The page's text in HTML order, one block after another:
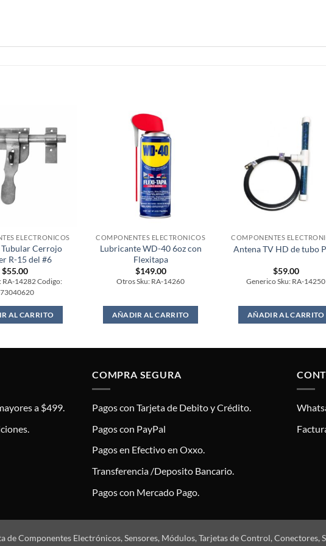
ELECTRONICOS
Tubular Cerrojo
R-15 del #6
$55.00
RA-14282 Codigo:
AL CARRITO
COMPONENTES ELECTRONICOS
Lubricante WD-40 6oz con
Flexitapa
$149.00
Otros Sku: RA-14260
AÑADIR AL CARRITO
COMPONENTES
Antena TV HD de tubo
$59.00
Generico Sku: RA-14250
AÑADIR AL CARRITO
a $499.
COMPRA SEGURA
Pagos con Tarjeta de Debito y Crédito.
Pagos con PayPal
Pagos en Efectivo en Oxxo.
Transferencia /Deposito Bancario.
Pagos con Mercado Pago.
Componentes Electrónicos, Sensores, Módulos, Tarjetas de Control,